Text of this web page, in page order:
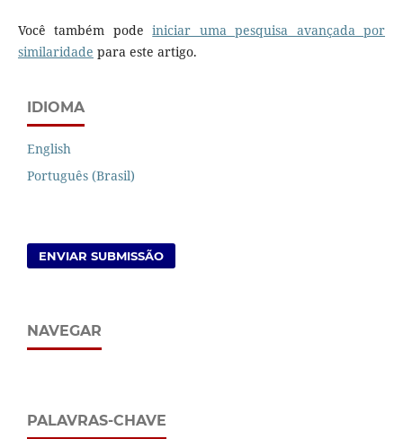
Você também podeiniciar uma pesquisa avançada por
similaridade para este artigo.
IDIOMA
English
Português (Brasil)
ENVIAR SUBMISSÃO
NAVEGAR
PALAVRAS-CHAVE